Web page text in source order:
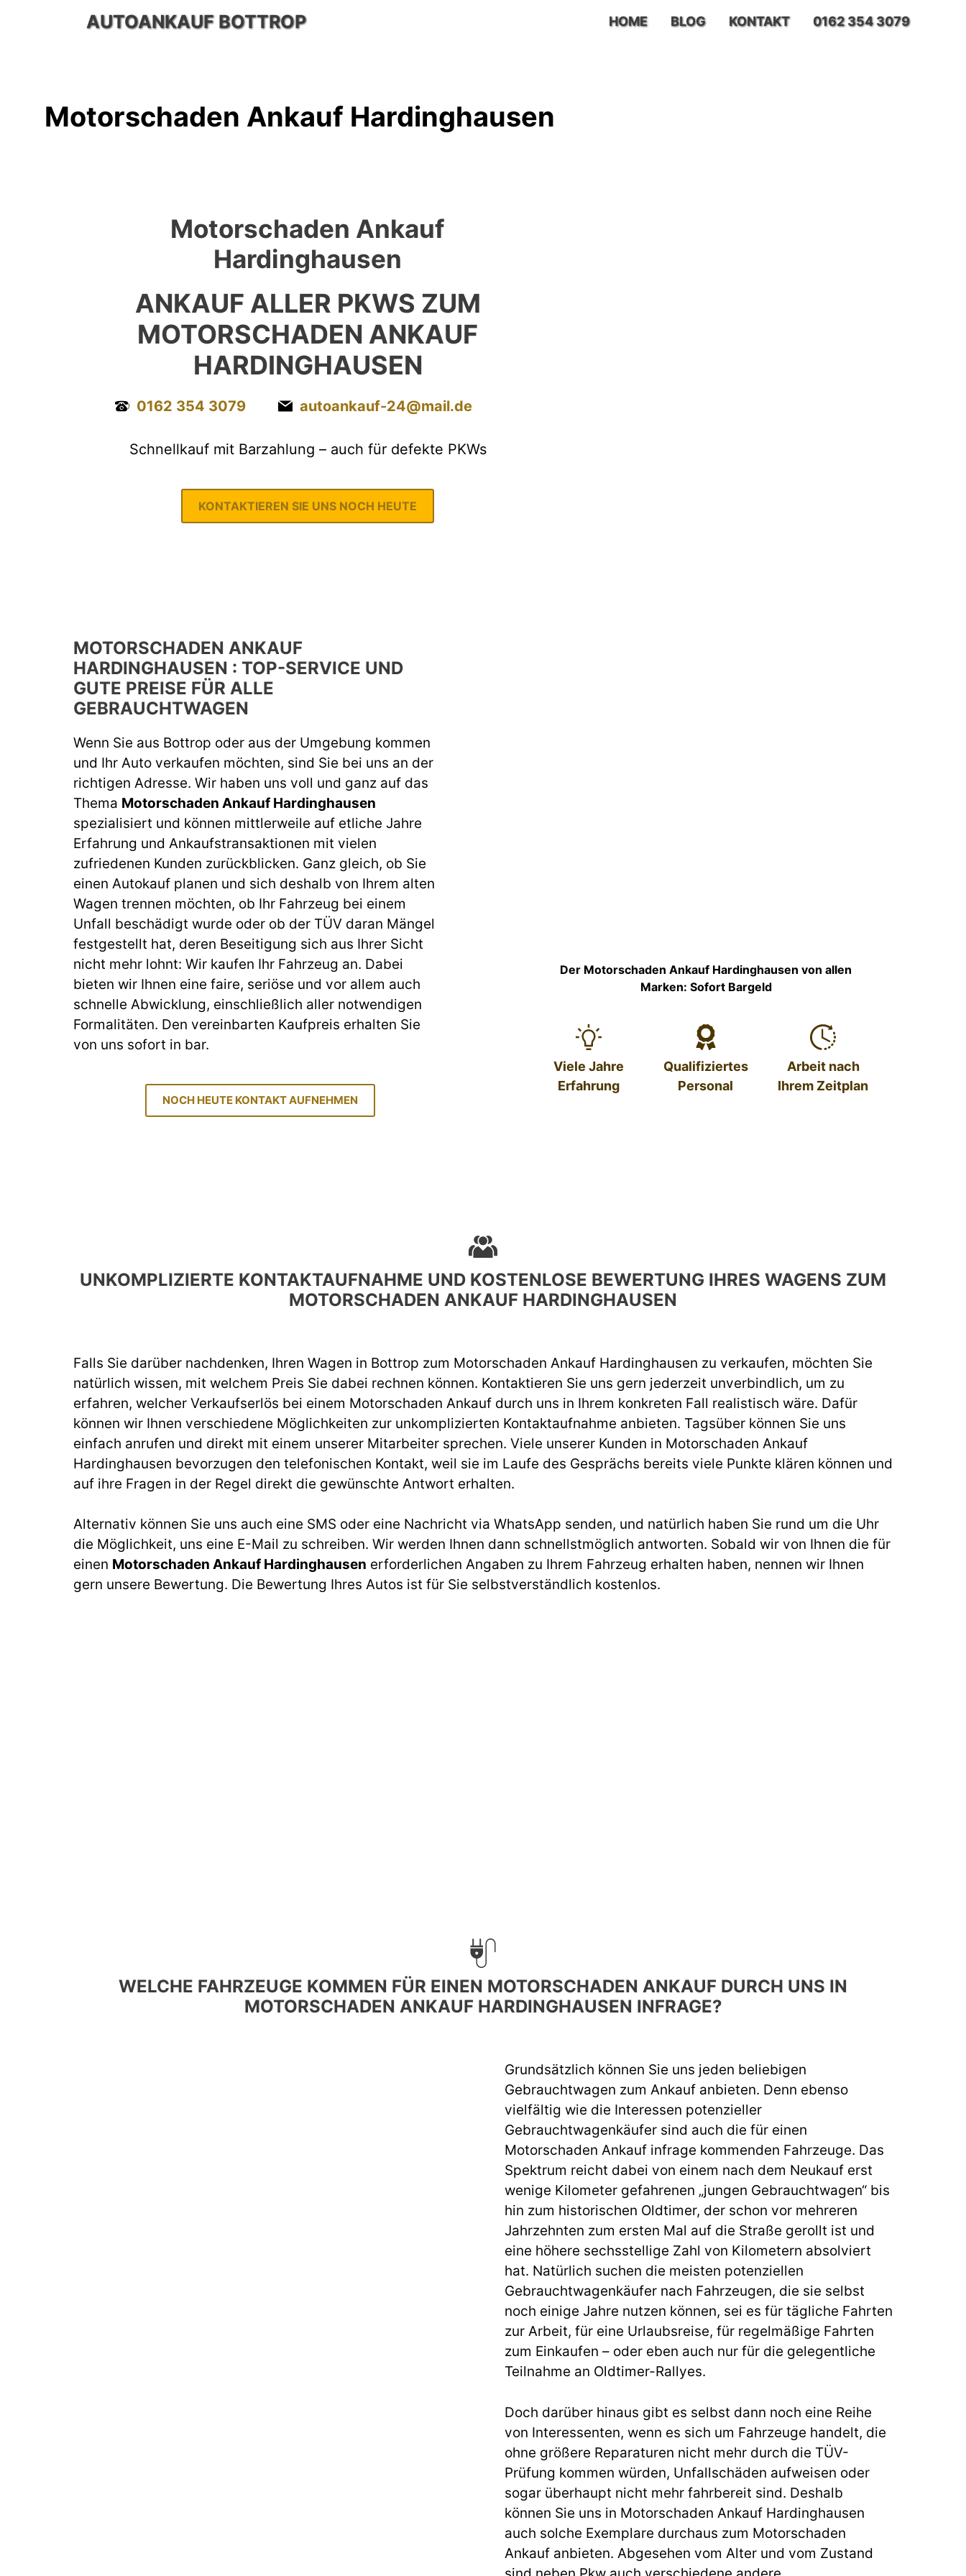
AUTOANKAUF BOTTROP HOME BLOG KONTAKT 0162 354 3079
Motorschaden Ankauf Hardinghausen
Motorschaden Ankauf
Hardinghausen
ANKAUF ALLER PKWS ZUM
MOTORSCHADEN ANKAUF
HARDINGHAUSEN
0162 354 3079 autoankauf-24@mail.de
Schnellkauf mit Barzahlung – auch für defekte PKWs
KONTAKTIEREN SIE UNS NOCH HEUTE
MOTORSCHADEN ANKAUF
HARDINGHAUSEN : TOP-SERVICE UND
GUTE PREISE FÜR ALLE
GEBRAUCHTWAGEN
Wenn Sie aus Bottrop oder aus der Umgebung kommen
und Ihr Auto verkaufen möchten, sind Sie bei uns an der
richtigen Adresse. Wir haben uns voll und ganz auf das
Thema Motorschaden Ankauf Hardinghausen
spezialisiert und können mittlerweile auf etliche Jahre
Erfahrung und Ankaufstransaktionen mit vielen
zufriedenen Kunden zurückblicken. Ganz gleich, ob Sie
einen Autokauf planen und sich deshalb von Ihrem alten
Wagen trennen möchten, ob Ihr Fahrzeug bei einem
Unfall beschädigt wurde oder ob der TÜV daran Mängel
festgestellt hat, deren Beseitigung sich aus Ihrer Sicht
nicht mehr lohnt: Wir kaufen Ihr Fahrzeug an. Dabei
bieten wir Ihnen eine faire, seriöse und vor allem auch
schnelle Abwicklung, einschließlich aller notwendigen
Formalitäten. Den vereinbarten Kaufpreis erhalten Sie
von uns sofort in bar.
NOCH HEUTE KONTAKT AUFNEHMEN
Der Motorschaden Ankauf Hardinghausen von allen
Marken: Sofort Bargeld
Viele Jahre
Erfahrung
Qualifiziertes
Personal
Arbeit nach
Ihrem Zeitplan
UNKOMPLIZIERTE KONTAKTAUFNAHME UND KOSTENLOSE BEWERTUNG IHRES WAGENS ZUM
MOTORSCHADEN ANKAUF HARDINGHAUSEN
Falls Sie darüber nachdenken, Ihren Wagen in Bottrop zum Motorschaden Ankauf Hardinghausen zu verkaufen, möchten Sie
natürlich wissen, mit welchem Preis Sie dabei rechnen können. Kontaktieren Sie uns gern jederzeit unverbindlich, um zu
erfahren, welcher Verkaufserlös bei einem Motorschaden Ankauf durch uns in Ihrem konkreten Fall realistisch wäre. Dafür
können wir Ihnen verschiedene Möglichkeiten zur unkomplizierten Kontaktaufnahme anbieten. Tagsüber können Sie uns
einfach anrufen und direkt mit einem unserer Mitarbeiter sprechen. Viele unserer Kunden in Motorschaden Ankauf
Hardinghausen bevorzugen den telefonischen Kontakt, weil sie im Laufe des Gesprächs bereits viele Punkte klären können und
auf ihre Fragen in der Regel direkt die gewünschte Antwort erhalten.
Alternativ können Sie uns auch eine SMS oder eine Nachricht via WhatsApp senden, und natürlich haben Sie rund um die Uhr
die Möglichkeit, uns eine E-Mail zu schreiben. Wir werden Ihnen dann schnellstmöglich antworten. Sobald wir von Ihnen die für
einen Motorschaden Ankauf Hardinghausen erforderlichen Angaben zu Ihrem Fahrzeug erhalten haben, nennen wir Ihnen
gern unsere Bewertung. Die Bewertung Ihres Autos ist für Sie selbstverständlich kostenlos.
WELCHE FAHRZEUGE KOMMEN FÜR EINEN MOTORSCHADEN ANKAUF DURCH UNS IN
MOTORSCHADEN ANKAUF HARDINGHAUSEN INFRAGE?
Grundsätzlich können Sie uns jeden beliebigen
Gebrauchtwagen zum Ankauf anbieten. Denn ebenso
vielfältig wie die Interessen potenzieller
Gebrauchtwagenkäufer sind auch die für einen
Motorschaden Ankauf infrage kommenden Fahrzeuge. Das
Spektrum reicht dabei von einem nach dem Neukauf erst
wenige Kilometer gefahrenen „jungen Gebrauchtwagen“ bis
hin zum historischen Oldtimer, der schon vor mehreren
Jahrzehnten zum ersten Mal auf die Straße gerollt ist und
eine höhere sechsstellige Zahl von Kilometern absolviert
hat. Natürlich suchen die meisten potenziellen
Gebrauchtwagenkäufer nach Fahrzeugen, die sie selbst
noch einige Jahre nutzen können, sei es für tägliche Fahrten
zur Arbeit, für eine Urlaubsreise, für regelmäßige Fahrten
zum Einkaufen – oder eben auch nur für die gelegentliche
Teilnahme an Oldtimer-Rallyes.
Doch darüber hinaus gibt es selbst dann noch eine Reihe
von Interessenten, wenn es sich um Fahrzeuge handelt, die
ohne größere Reparaturen nicht mehr durch die TÜV-
Prüfung kommen würden, Unfallschäden aufweisen oder
sogar überhaupt nicht mehr fahrbereit sind. Deshalb
können Sie uns in Motorschaden Ankauf Hardinghausen
auch solche Exemplare durchaus zum Motorschaden
Ankauf anbieten. Abgesehen vom Alter und vom Zustand